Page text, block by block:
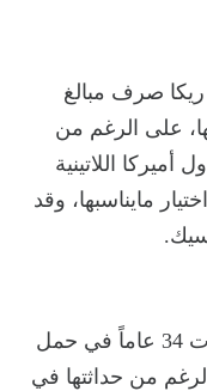
ريكا صرف مبالغ
على الرغم من
أميركا اللاتينية
مايناسبها، وقد
نجحت الباكستانية هينا رباني خار ذات 34 عاماً في حمل
من حداثتها في